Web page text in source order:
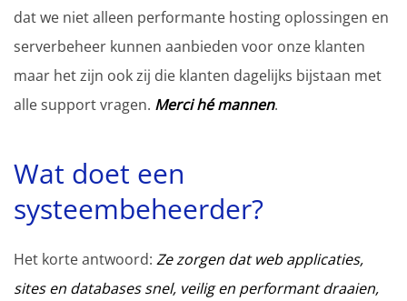
dat we niet alleen performante hosting oplossingen en
serverbeheer kunnen aanbieden voor onze klanten
maar het zijn ook zij die klanten dagelijks bijstaan met
alle support vragen. Merci hé mannen.
Wat doet een
systeembeheerder?
Het korte antwoord: Ze zorgen dat web applicaties,
sites en databases snel, veilig en performant draaien,